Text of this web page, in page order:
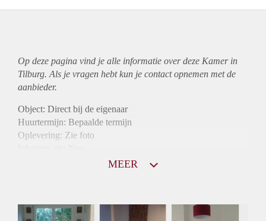
Op deze pagina vind je alle informatie over deze Kamer in
Tilburg. Als je vragen hebt kun je contact opnemen met de
aanbieder.
Object: Direct bij de eigenaar
Huurtermijn: Bepaalde termijn
Oplevering: Zie foto
Gedeelde Douche: Ja
MEER